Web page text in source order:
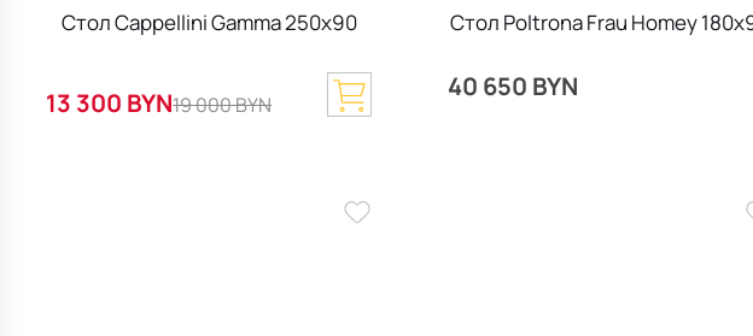
Стол Cappellini Gamma 250х90
13 300 BYN19 000 BYN
Стол Poltrona Frau Homey
40 650 BYN